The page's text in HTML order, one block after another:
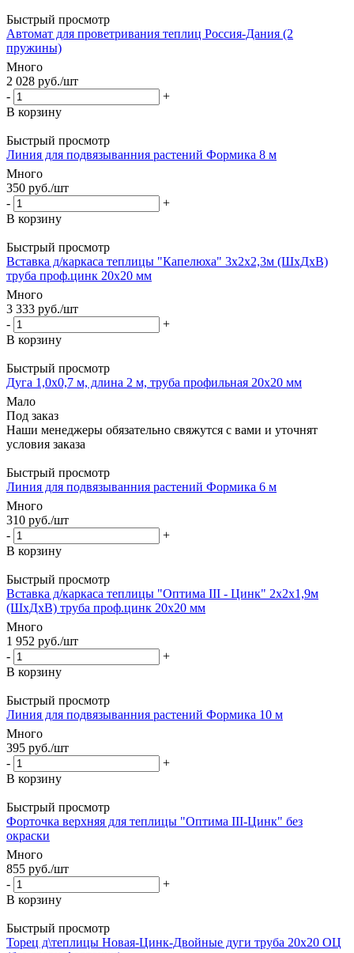
Быстрый просмотр
Автомат для проветривания теплиц Россия-Дания (2
пружины)
Много
2 028 руб./шт
-
+
В корзину
Быстрый просмотр
Линия для подвязыванния растений Формика 8 м
Много
350 руб./шт
-
+
В корзину
Быстрый просмотр
Вставка д/каркаса теплицы "Капелюха" 3х2х2,3м (ШхДхВ)
труба проф.цинк 20х20 мм
Много
3 333 руб./шт
-
+
В корзину
Быстрый просмотр
Дуга 1,0х0,7 м, длина 2 м, труба профильная 20х20 мм
Мало
Под заказ
Наши менеджеры обязательно свяжутся с вами и уточнят
условия заказа
Быстрый просмотр
Линия для подвязыванния растений Формика 6 м
Много
310 руб./шт
-
+
В корзину
Быстрый просмотр
Вставка д/каркаса теплицы "Оптима III - Цинк" 2х2х1,9м
(ШхДхВ) труба проф.цинк 20х20 мм
Много
1 952 руб./шт
-
+
В корзину
Быстрый просмотр
Линия для подвязыванния растений Формика 10 м
Много
395 руб./шт
-
+
В корзину
Быстрый просмотр
Форточка верхняя для теплицы "Оптима III-Цинк" без
окраски
Много
855 руб./шт
-
+
В корзину
Быстрый просмотр
Торец д\теплицы Новая-Цинк-Двойные дуги труба 20х20 ОЦ